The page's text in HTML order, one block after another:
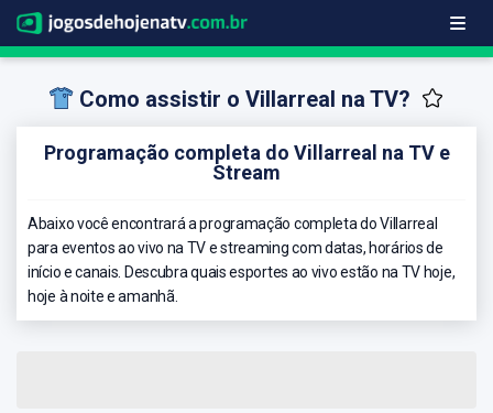
Como assistir o Villarreal na TV?
Programação completa do Villarreal na TV e
Stream
Abaixo você encontrará a programação completa do Villarreal
para eventos ao vivo na TV e streaming com datas, horários de
início e canais. Descubra quais esportes ao vivo estão na TV hoje,
hoje à noite e amanhã.